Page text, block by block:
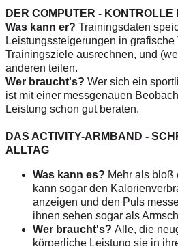
DER COMPUTER -
Was kann er? Trainingsdaten
Leistungssteigerungen in grafische
Trainingsziele ausrechnen, und
anderen teilen.
Wer braucht's? Wer sich ein
ist mit einer messgenauen
Leistung schon gut beraten.
DAS ACTIVITY-ARMBAND -
ALLTAG
Was kann es? Mehr als bloß
kann sogar den
anzeigen und den Puls
ihnen sehen sogar als
Wer braucht's? Alle, die
körperliche Leistung sie in